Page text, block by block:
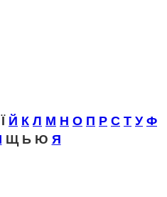
ЇЙ КЛ М Н О П РСТУФ
Щ Ь Ю Я